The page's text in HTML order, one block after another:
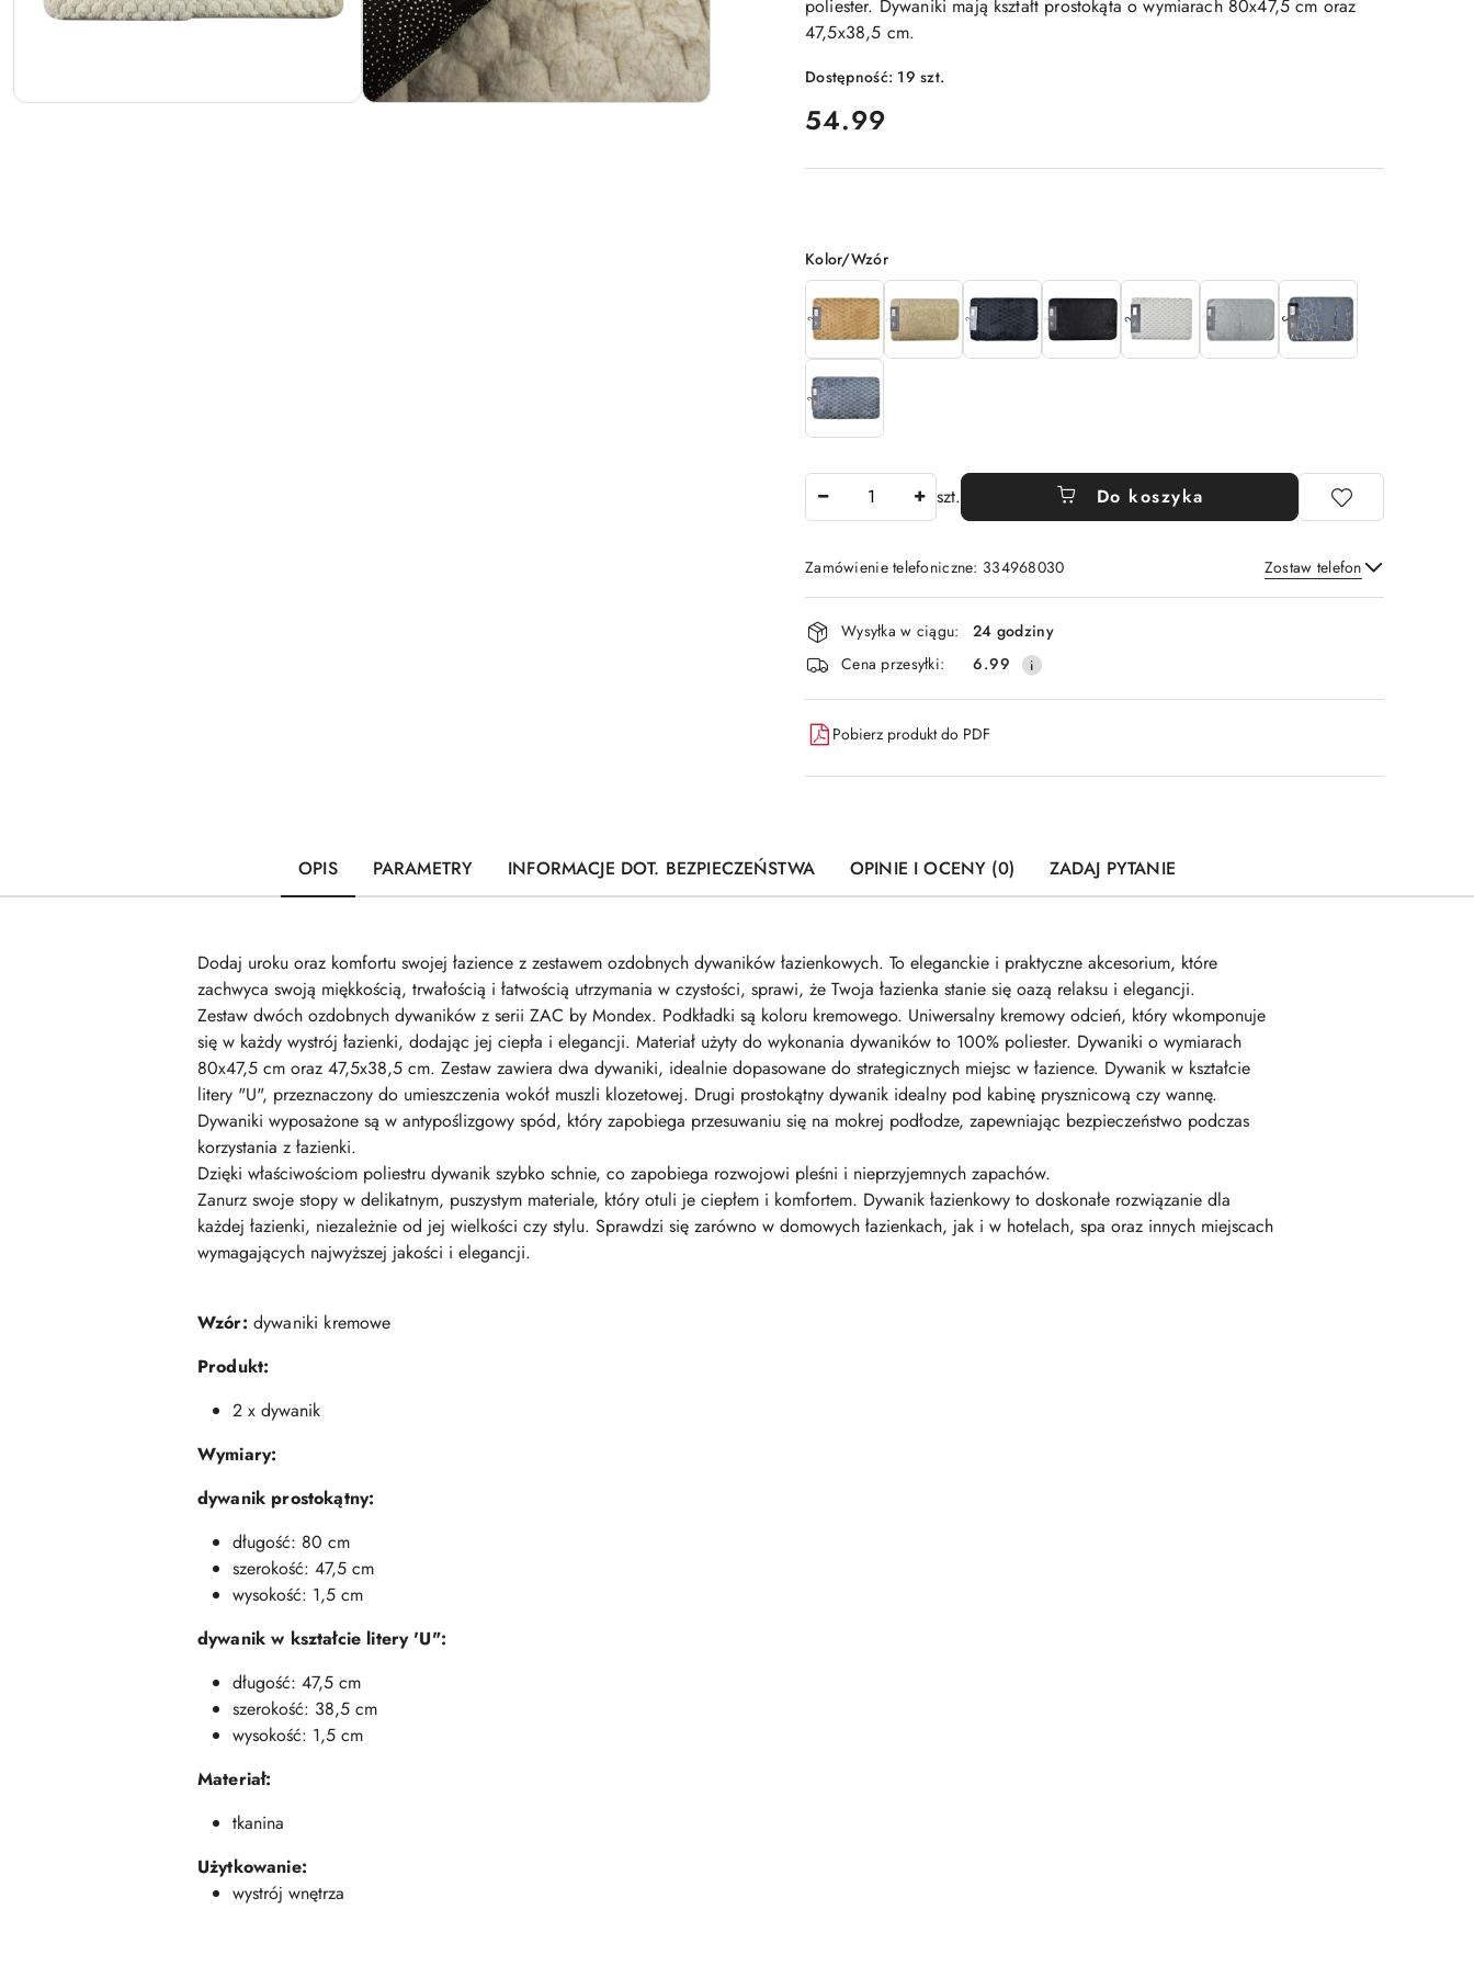
poliester. Dywaniki mają kształt prostokąta o wymiarach 80x47,5 cm oraz
47,5x38,5 cm.
Dostępność: 19szt.
cena:
54.99
Wariant
Kolor/Wzór
szt. Do koszyka
Zamówienie telefoniczne: 334968030 Zostaw telefon
Wyślij
Dostępność
i
dostawa
Wysyłka w ciągu:
24 godziny
Cena przesyłki:
6.99
Pobierz produkt do PDF
OPIS PARAMETRY INFORMACJE DOT. BEZPIECZEŃSTWA OPINIE I OCENY (0) ZADAJ PYTANIE
Dodaj uroku oraz komfortu swojej łazience z zestawem ozdobnych dywaników łazienkowych. To eleganckie i praktyczne akcesorium, które
zachwyca swoją miękkością, trwałością i łatwością utrzymania w czystości, sprawi, że Twoja łazienka stanie się oazą relaksu i elegancji.
Zestaw dwóch ozdobnych dywaników z serii ZAC by Mondex. Podkładki są koloru kremowego. Uniwersalny kremowy odcień, który wkomponuje
się w każdy wystrój łazienki, dodając jej ciepła i elegancji. Materiał użyty do wykonania dywaników to 100% poliester. Dywaniki o wymiarach
80x47,5 cm oraz 47,5x38,5 cm. Zestaw zawiera dwa dywaniki, idealnie dopasowane do strategicznych miejsc w łazience. Dywanik w kształcie
litery "U", przeznaczony do umieszczenia wokół muszli klozetowej. Drugi prostokątny dywanik idealny pod kabinę prysznicową czy wannę.
Dywaniki wyposażone są w antypoślizgowy spód, który zapobiega przesuwaniu się na mokrej podłodze, zapewniając bezpieczeństwo podczas
korzystania z łazienki.
Dzięki właściwościom poliestru dywanik szybko schnie, co zapobiega rozwojowi pleśni i nieprzyjemnych zapachów.
Zanurz swoje stopy w delikatnym, puszystym materiale, który otuli je ciepłem i komfortem. Dywanik łazienkowy to doskonałe rozwiązanie dla
każdej łazienki, niezależnie od jej wielkości czy stylu. Sprawdzi się zarówno w domowych łazienkach, jak i w hotelach, spa oraz innych miejscach
wymagających najwyższej jakości i elegancji.
Wzór: dywaniki kremowe
Produkt:
2 x dywanik
Wymiary:
dywanik prostokątny:
długość: 80 cm
szerokość: 47,5 cm
wysokość: 1,5 cm
dywanik w kształcie litery 'U":
długość: 47,5 cm
szerokość: 38,5 cm
wysokość: 1,5 cm
Materiał:
tkanina
Użytkowanie:
wystrój wnętrza